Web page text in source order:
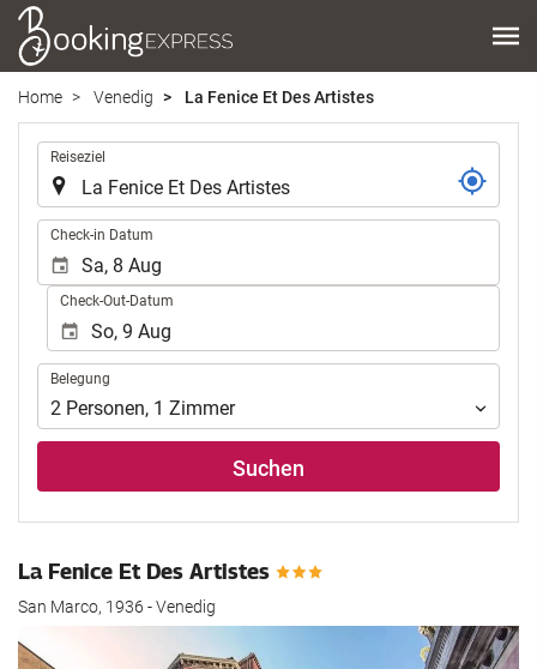
Home Venedig La Fenice Et Des Artistes
Reiseziel
Check-in Datum
Check-Out-Datum
Belegung
Belegung
2 Personen, 1 Zimmer
Suchen
La Fenice Et Des Artistes
San Marco, 1936 - Venedig